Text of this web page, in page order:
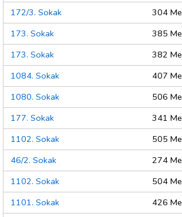
172/3. Sokak
304
173. Sokak
385
173. Sokak
382
1084. Sokak
407
1080. Sokak
506
177. Sokak
341
1102. Sokak
505
46/2. Sokak
274
1102. Sokak
504
1101. Sokak
426